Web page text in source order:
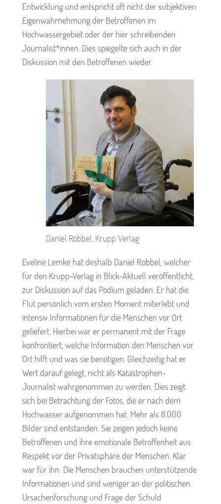
Entwicklung und entspricht oft nicht der subjektiven
Eigenwahrnehmung der Betroffenen im
Hochwassergebiet oder der hier schreibenden
Journalist*innen. Dies spiegelte sich auch in der
Diskussion mit den Betroffenen wieder.
Daniel Robbel, Krupp Verlag
Eveline Lemke hat deshalb Daniel Robbel, welcher
für den Krupp-Verlag in Blick-Aktuell veröffentlicht,
zur Diskussion auf das Podium geladen. Er hat die
Flut persönlich vom ersten Moment miterlebt und
intensiv Informationen für die Menschen vor Ort
geliefert. Hierbei war er permanent mit der Frage
konfrontiert, welche Information den Menschen vor
Ort hilft und was sie benötigen. Gleichzeitig hat er
Wert darauf gelegt, nicht als Katastrophen-
Journalist wahrgenommen zu werden. Dies zeigt
sich bei Betrachtung der Fotos, die er nach dem
Hochwasser aufgenommen hat. Mehr als 8.000
Bilder sind entstanden. Sie zeigen jedoch keine
Betroffenen und ihre emotionale Betroffenheit aus
Respekt vor der Privatsphäre der Menschen. Klar
war für ihn: Die Menschen brauchen unterstützende
Informationen und sind weniger an der politischen
Ursachenforschung und Frage der Schuld